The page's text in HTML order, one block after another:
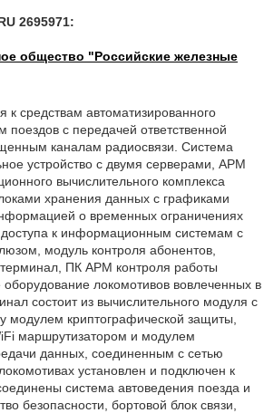
2695971:
общество "Российские железные
к средствам автоматизированного
поездов с передачей ответственной
каналам радиосвязи. Система
устройство с двумя серверами, АРМ
вычислительного комплекса
хранения данных с графиками
о временных ограничениях
доступа к информационным системам с
модуль контроля абонентов,
ПК АРМ контроля работы
локомотивов вовлеченных в
состоит из вычислительного модуля с
модулем криптографической защиты,
маршрутизатором и модулем
данных, соединенным с сетью
установлен и подключен к
система автоведения поезда и
безопасности, бортовой блок связи,